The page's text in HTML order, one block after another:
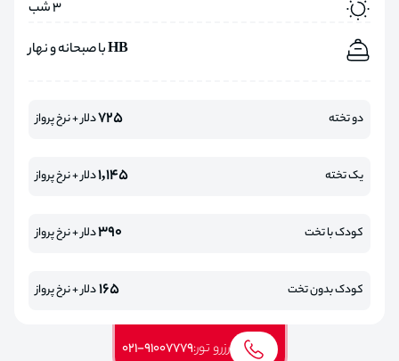
3 شب
HB با صبحانه و نهار
دو تخته 725دلار + نرخ پرواز
یک تخته 1,145دلار + نرخ پرواز
کودک با تخت 390دلار + نرخ پرواز
کودک بدون تخت 165دلار + نرخ پرواز
رزرو تور:021-91007779